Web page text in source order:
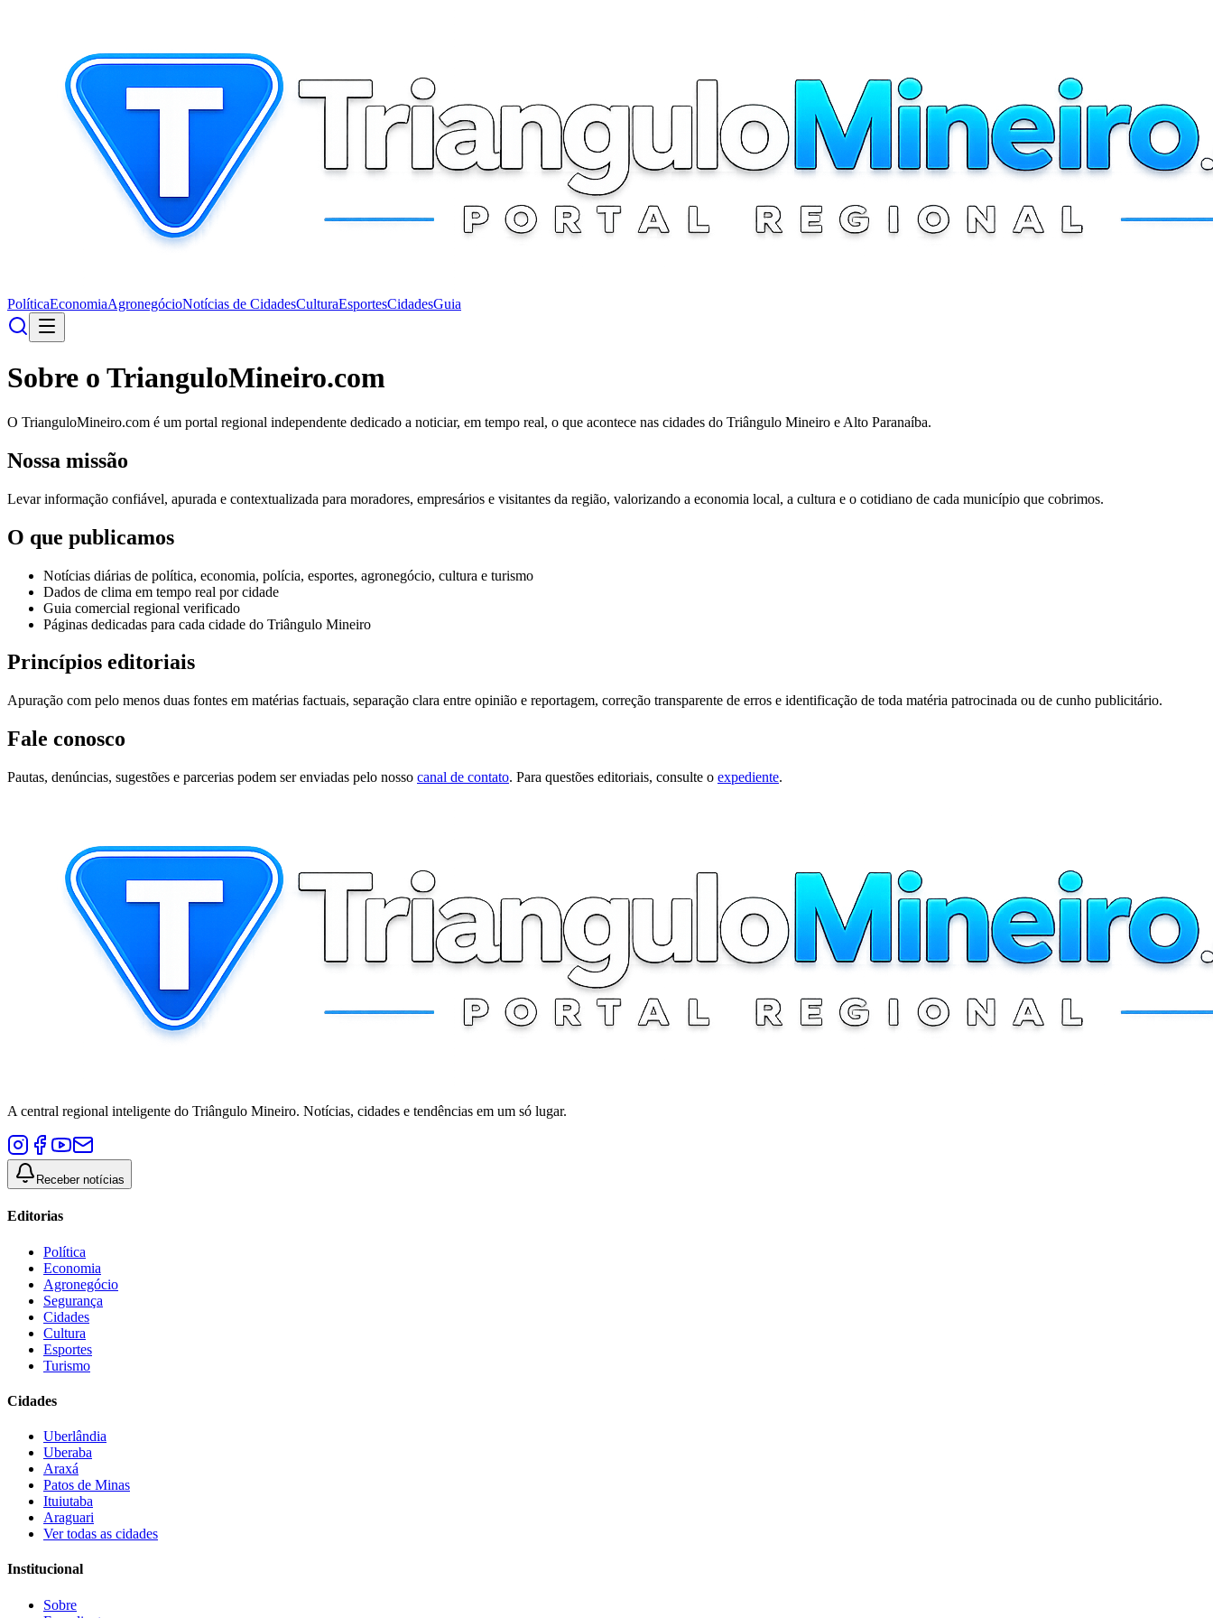
PolíticaEconomiaAgronegócioNotícias de CidadesCulturaEsportesCidadesGuia
Sobre o TrianguloMineiro.com
O TrianguloMineiro.com é um portal regional independente dedicado a noticiar, em tempo real, o que acontece nas cidades do Triângulo Mineiro e Alto Paranaíba.
Nossa missão
Levar informação confiável, apurada e contextualizada para moradores, empresários e visitantes da região, valorizando a economia local, a cultura e o cotidiano de cada município que cobrimos.
O que publicamos
Notícias diárias de política, economia, polícia, esportes, agronegócio, cultura e turismo
Dados de clima em tempo real por cidade
Guia comercial regional verificado
Páginas dedicadas para cada cidade do Triângulo Mineiro
Princípios editoriais
Apuração com pelo menos duas fontes em matérias factuais, separação clara entre opinião e reportagem, correção transparente de erros e identificação de toda matéria patrocinada ou de cunho publicitário.
Fale conosco
Pautas, denúncias, sugestões e parcerias podem ser enviadas pelo nosso canal de contato. Para questões editoriais, consulte o expediente.
A central regional inteligente do Triângulo Mineiro. Notícias, cidades e tendências em um só lugar.
Receber notícias
Editorias
Política
Economia
Agronegócio
Segurança
Cidades
Cultura
Esportes
Turismo
Cidades
Uberlândia
Uberaba
Araxá
Patos de Minas
Ituiutaba
Araguari
Ver todas as cidades
Institucional
Sobre